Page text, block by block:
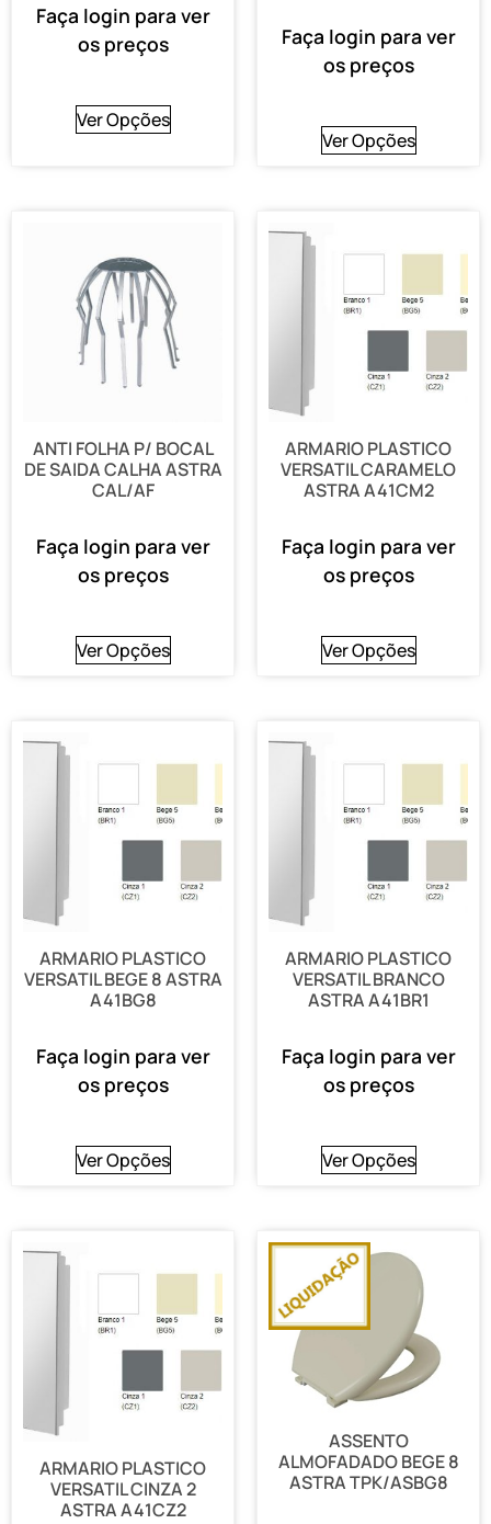
Faça login para ver
os preços
Ver Opções
Faça login para ver
os preços
Ver Opções
ANTI FOLHA P/ BOCAL
DE SAIDA CALHA ASTRA
CAL/AF
Faça login para ver
os preços
Ver Opções
ARMARIO PLASTICO
VERSATIL CARAMELO
ASTRA A41CM2
Faça login para ver
os preços
Ver Opções
ARMARIO PLASTICO
VERSATIL BEGE 8 ASTRA
A41BG8
Faça login para ver
os preços
Ver Opções
ARMARIO PLASTICO
VERSATIL BRANCO
ASTRA A41BR1
Faça login para ver
os preços
Ver Opções
ARMARIO PLASTICO
VERSATIL CINZA 2
ASTRA A41CZ2
ASSENTO
ALMOFADADO BEGE 8
ASTRA TPK/ASBG8